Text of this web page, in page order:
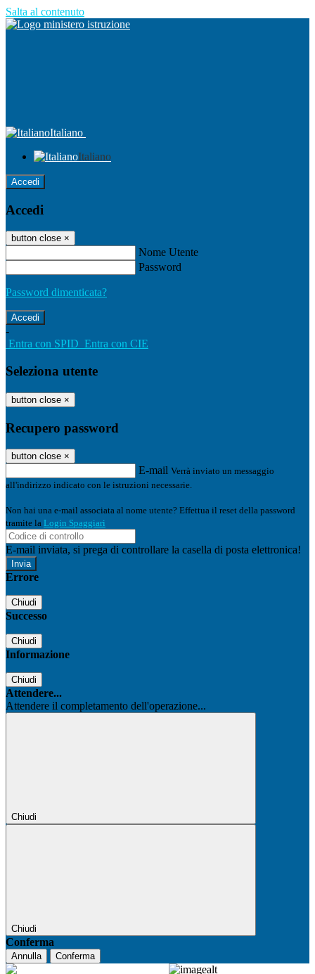
Salta al contenuto
Italiano
Italiano
Accedi
Accedi
button close ×
Nome Utente
Password
Password dimenticata?
-
Entra con SPID Entra con CIE
Seleziona utente
button close ×
Recupero password
button close ×
E-mail Verrà inviato un messaggio
all'indirizzo indicato con le istruzioni necessarie.
Non hai una e-mail associata al nome utente? Effettua il reset della password
tramite la Login Spaggiari
E-mail inviata, si prega di controllare la casella di posta elettronica!
Errore
Chiudi
Successo
Chiudi
Informazione
Chiudi
Attendere...
Attendere il completamento dell'operazione...
Chiudi
Chiudi
Conferma
Annulla Conferma